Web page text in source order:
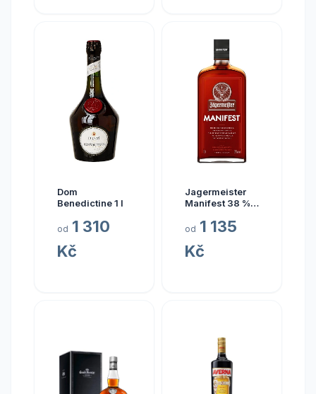
Dom
Benedictine 1 l
od 1 310
Kč
Jagermeister
Manifest 38 % 1
od 1 135
Kč